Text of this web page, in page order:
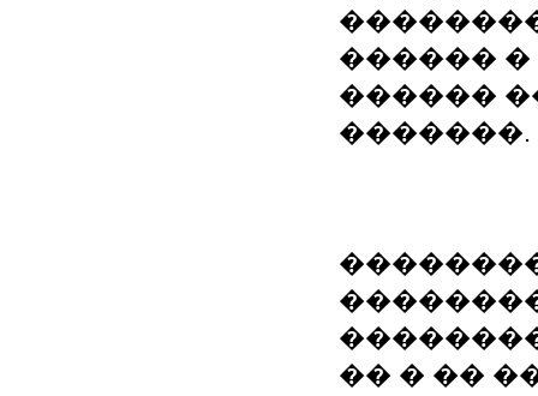
������
������
�������.
�� � ��